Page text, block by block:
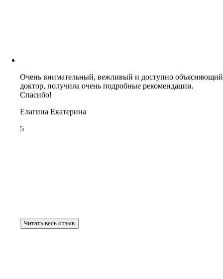
Очень внимательный, вежливый и доступно объясняющий
доктор, получила очень подробные рекомендации.
Спасибо!
Елагина Екатерина
5
Читать весь отзыв